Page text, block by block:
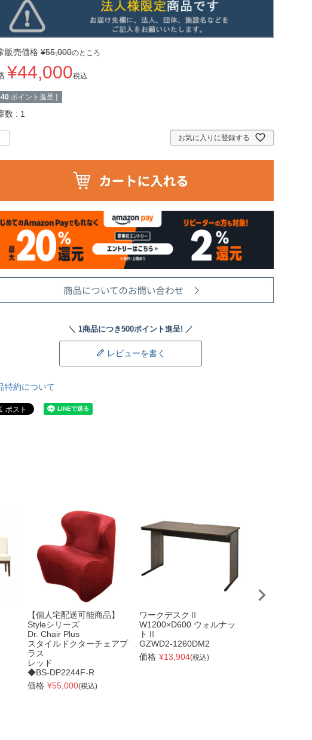
販売価格 ¥55,000のところ
¥44,000税込
ポイント進呈 ]
数 1
お気に入りに登録する
レビューを書く
特約について
【個人宅配送可能商品】
Styleシリーズ
Dr. Chair Plus
スタイルドクターチェアプ
ラス
レッド
◆BS-DP2244F-R
価格 ¥55,000(税込)
ワークデスクⅡ
W1200×D600 ウォルナッ
トⅡ
GZWD2-1260DM2
価格 ¥13,904(税込)